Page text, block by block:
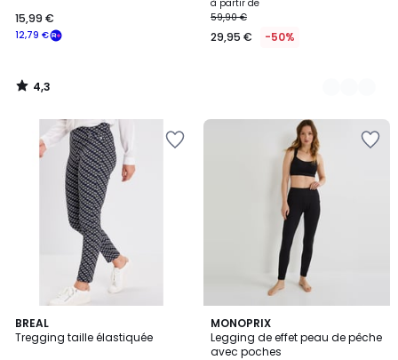
12,79 €
15,99 €
4,3
/
à partir de
59,90 €
29,95 € -50%
BREAL
Tregging taille élastiquée
MONOPRIX
Legging de effet peau de pêche
avec poches
3
Couleurs